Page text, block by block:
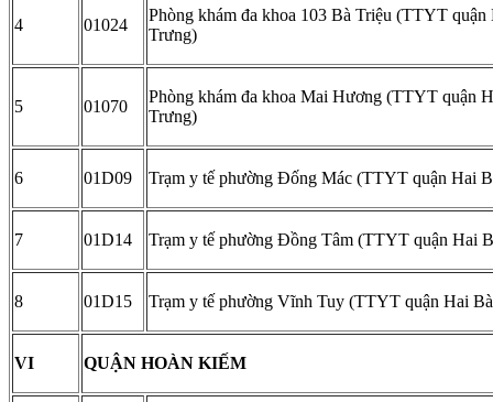
4 01024
Phòng khám đa khoa 103 Bà Triệu (TTYT quận
Trưng)
5 01070
Phòng khám đa khoa Mai Hương (TTYT quận
Trưng)
6 01D09 Trạm y tế phường Đống Mác (TTYT quận Hai
7 01D14 Trạm y tế phường Đồng Tâm (TTYT quận Hai
8 01D15 Trạm y tế phường Vĩnh Tuy (TTYT quận Hai
VI QUẬN HOÀN KIẾM